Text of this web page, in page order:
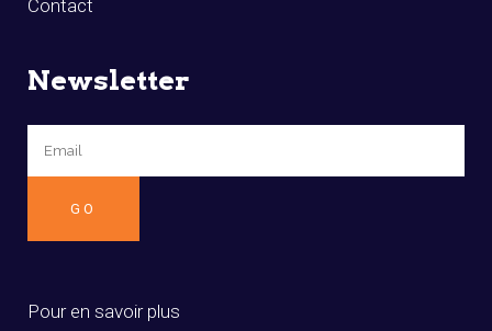
Contact
Newsletter
Pour en savoir plus